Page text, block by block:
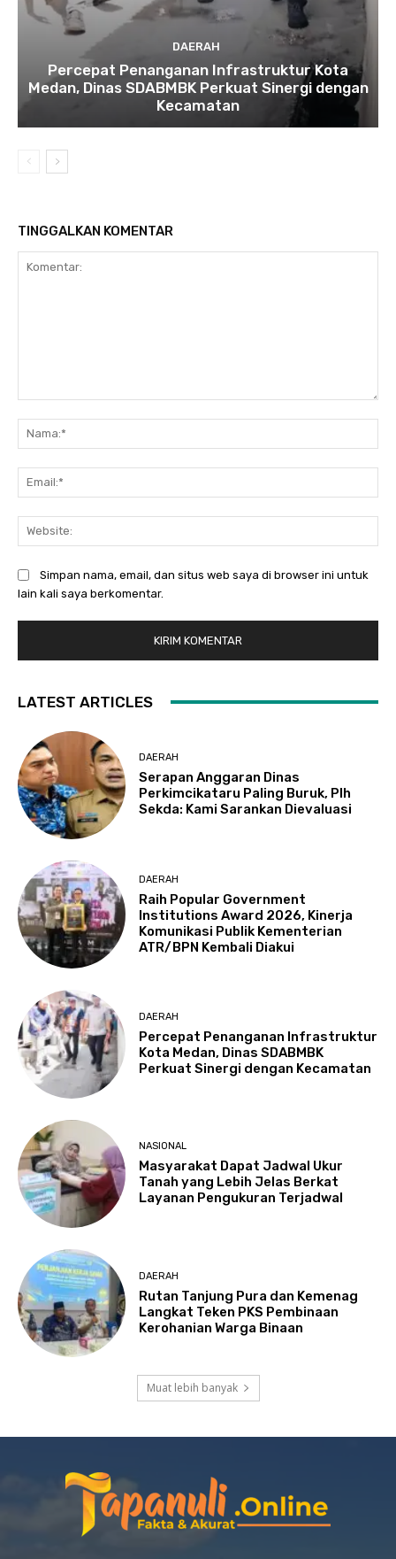
DAERAH
Percepat Penanganan Infrastruktur Kota
Medan, Dinas SDABMBK Perkuat Sinergi dengan
Kecamatan
TINGGALKAN KOMENTAR
Simpan nama, email, dan situs web saya di browser ini untuk
lain kali saya berkomentar.
LATEST ARTICLES
DAERAH
Serapan Anggaran Dinas
Perkimcikataru Paling Buruk, Plh
Sekda: Kami Sarankan Dievaluasi
DAERAH
Raih Popular Government
Institutions Award 2026, Kinerja
Komunikasi Publik Kementerian
ATR/BPN Kembali Diakui
DAERAH
Percepat Penanganan Infrastruktur
Kota Medan, Dinas SDABMBK
Perkuat Sinergi dengan Kecamatan
NASIONAL
Masyarakat Dapat Jadwal Ukur
Tanah yang Lebih Jelas Berkat
Layanan Pengukuran Terjadwal
DAERAH
Rutan Tanjung Pura dan Kemenag
Langkat Teken PKS Pembinaan
Kerohanian Warga Binaan
Muat lebih banyak